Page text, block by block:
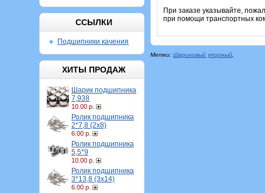
ССЫЛКИ
Подшипники качения
ХИТЫ ПРОДАЖ
Шарик подшипника
7,938
10.00 р.
Ролик подшипника
2*7,8 (2х8)
6.00 р.
Ролик подшипника
5,5*9
10.00 р.
Ролик подшипника
3*13,8 (3х14)
6.00 р.
При заказе указывайте,
при помощи транспортных
Метки: Шариковый упорный